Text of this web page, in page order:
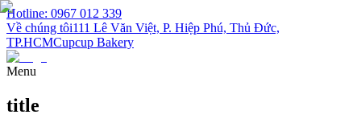
Hotline: 0967 012 339
Về chúng tôi111 Lê Văn Việt, P. Hiệp Phú, Thủ Đức,
TP.HCMCupcup Bakery
Menu
title